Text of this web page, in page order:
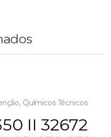
, Químicos Técnicos
II 32672